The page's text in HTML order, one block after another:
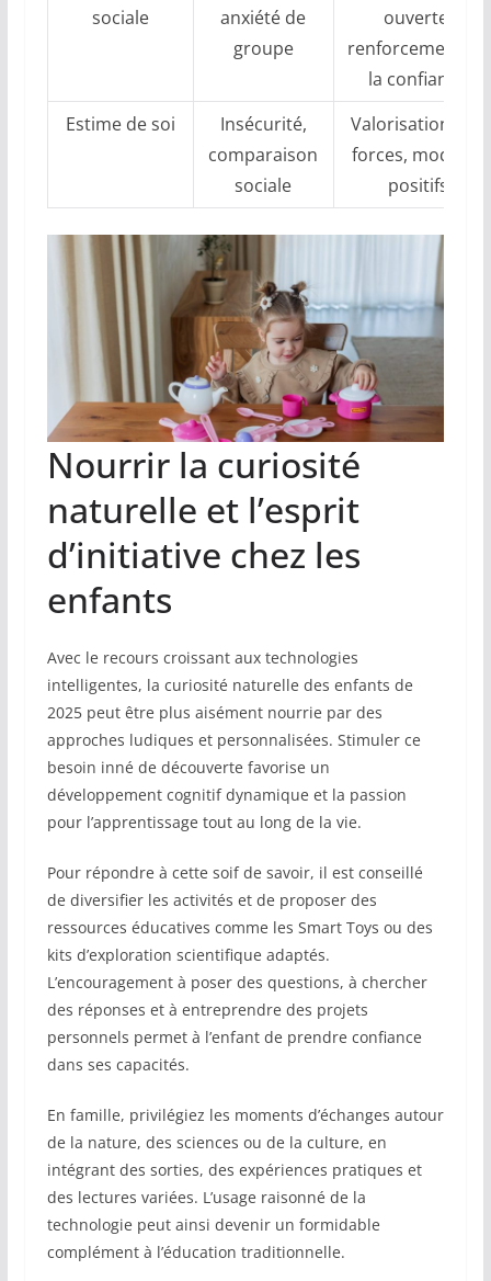
sociale
anxiété de
groupe
ouverte,
renforcement de
la confiance
Estime de soi
Insécurité,
comparaison
sociale
Valorisation des
forces, modèles
positifs
Nourrir la curiosité
naturelle et l’esprit
d’initiative chez les
enfants
Avec le recours croissant aux technologies
intelligentes, la curiosité naturelle des enfants de
2025 peut être plus aisément nourrie par des
approches ludiques et personnalisées. Stimuler ce
besoin inné de découverte favorise un
développement cognitif dynamique et la passion
pour l’apprentissage tout au long de la vie.
Pour répondre à cette soif de savoir, il est conseillé
de diversifier les activités et de proposer des
ressources éducatives comme les Smart Toys ou des
kits d’exploration scientifique adaptés.
L’encouragement à poser des questions, à chercher
des réponses et à entreprendre des projets
personnels permet à l’enfant de prendre confiance
dans ses capacités.
En famille, privilégiez les moments d’échanges autour
de la nature, des sciences ou de la culture, en
intégrant des sorties, des expériences pratiques et
des lectures variées. L’usage raisonné de la
technologie peut ainsi devenir un formidable
complément à l’éducation traditionnelle.